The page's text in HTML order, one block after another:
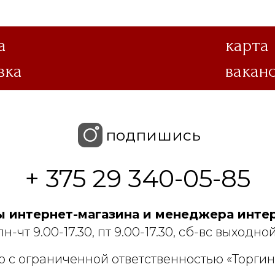
подпишись
+ 375 29 340-05-85
магазина и менеджера
чт 9.00-17.30, пт 9.00-17.30, сб-вс
ограниченной ответственностью